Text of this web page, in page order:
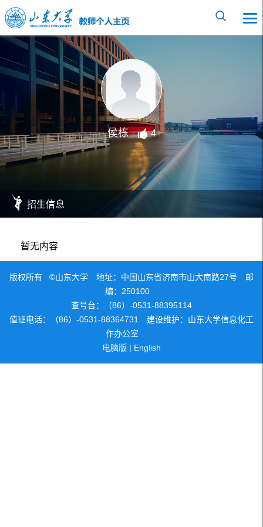
侯栋 4
招生信息
暂无内容
版权所有 ©山东大学 地址：中国山东省济南市山大南路27号 邮
编：250100
查号台：（86）-0531-88395114
值班电话：（86）-0531-88364731 建设维护：山东大学信息化工
作办公室
电脑版 | English